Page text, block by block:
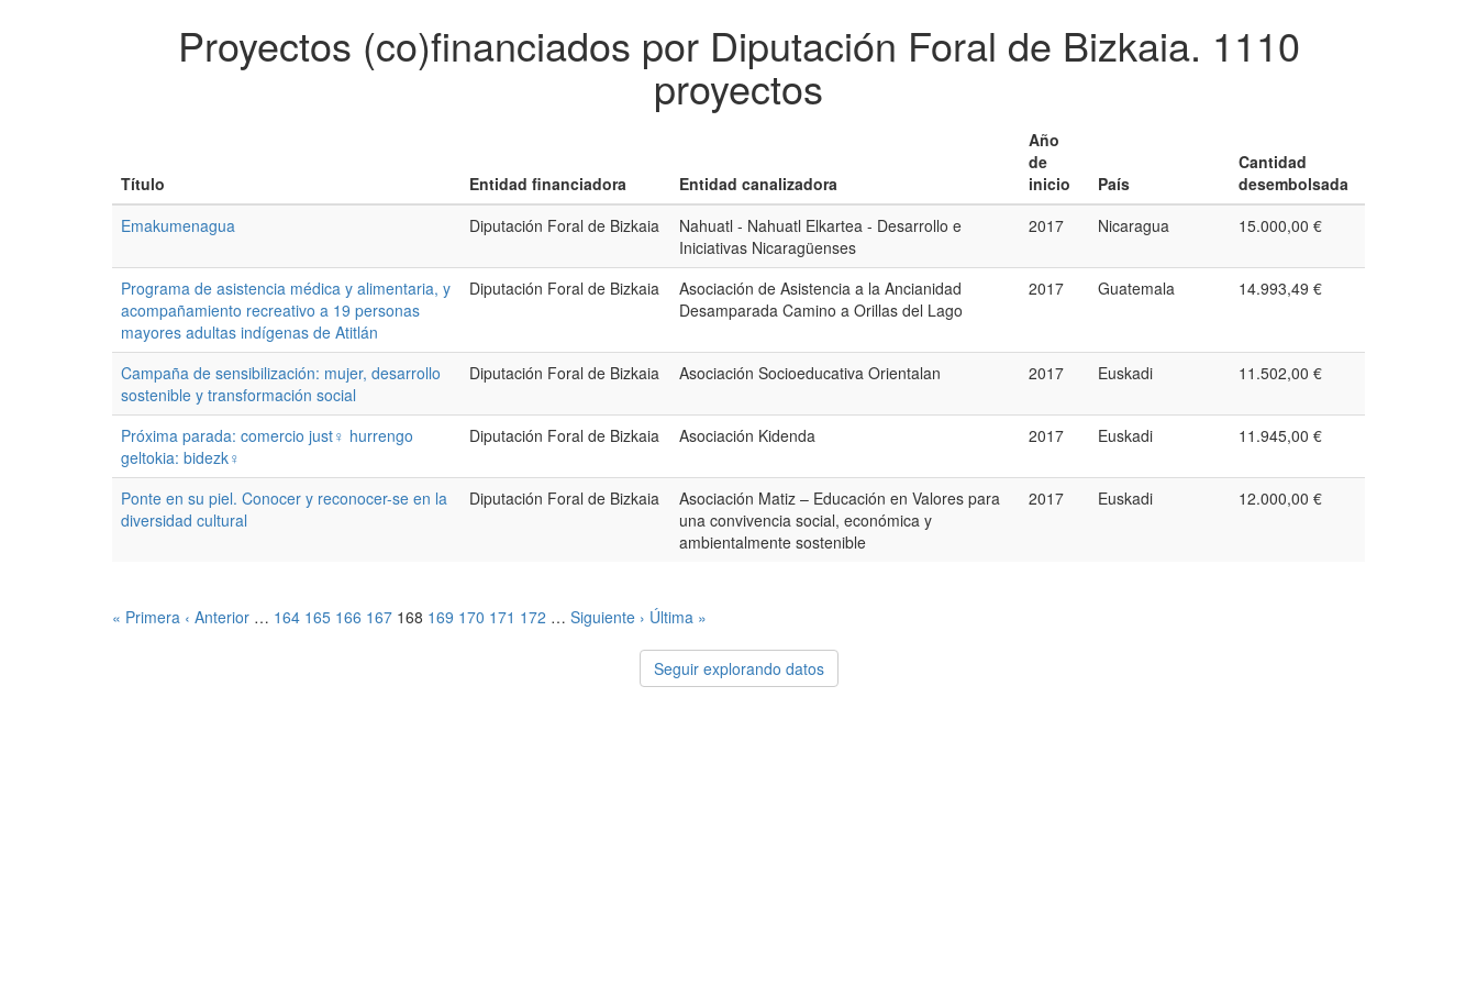
Proyectos (co)financiados por Diputación Foral de Bizkaia. 1110
proyectos
Título Entidad financiadora Entidad canalizadora
Año
de
inicio
País
Cantidad
desembolsada
Emakumenagua
Diputación Foral de Bizkaia
Nahuatl - Nahuatl Elkartea - Desarrollo e
Iniciativas Nicaragüenses
2017 Nicaragua 15.000,00 €
Programa de asistencia médica y alimentaria, y
acompañamiento recreativo a 19 personas
mayores adultas indígenas de Atitlán
Diputación Foral de Bizkaia
Asociación de Asistencia a la Ancianidad
Desamparada Camino a Orillas del Lago
2017 Guatemala 14.993,49 €
Campaña de sensibilización: mujer, desarrollo
sostenible y transformación social
Diputación Foral de Bizkaia Asociación Socioeducativa Orientalan 2017 Euskadi 11.502,00 €
Próxima parada: comercio just♀ hurrengo
geltokia: bidezk♀
Diputación Foral de Bizkaia Asociación Kidenda 2017 Euskadi 11.945,00 €
Ponte en su piel. Conocer y reconocer-se en la
diversidad cultural
Diputación Foral de Bizkaia
Asociación Matiz – Educación en Valores para
una convivencia social, económica y
ambientalmente sostenible
2017 Euskadi 12.000,00 €
« Primera ‹ Anterior … 164 165 166 167 168 169 170 171 172 … Siguiente › Última »
Seguir explorando datos